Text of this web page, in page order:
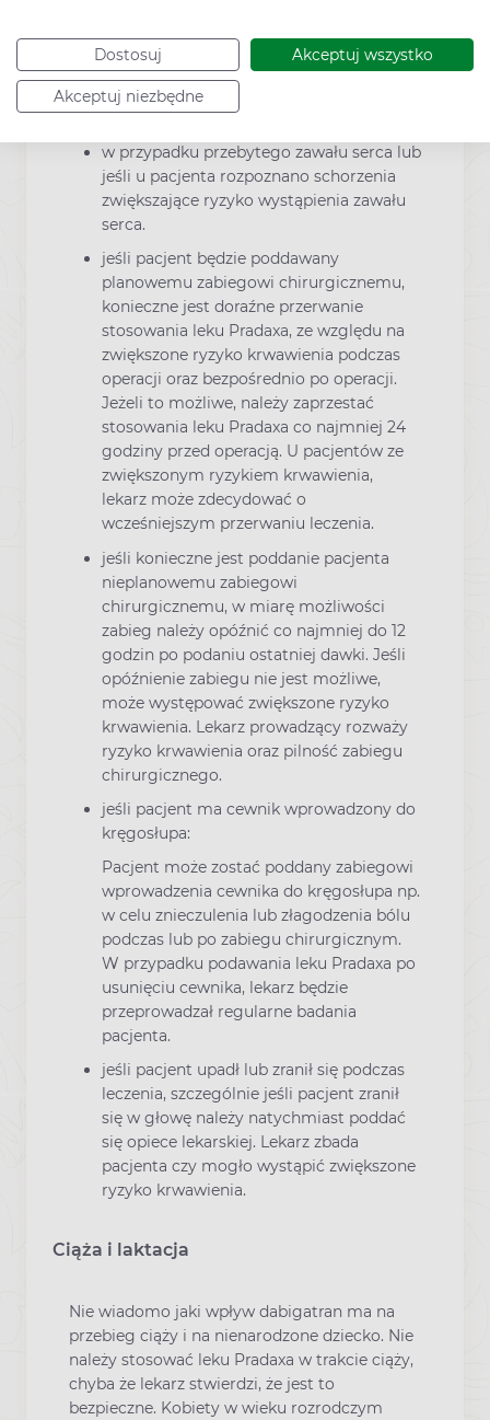
Dostosuj Akceptuj wszystko
Akceptuj niezbędne
jeśli pacjent jest w wieku powyżej 75
lat.
jeśli pacjent waży 50 kg lub mniej.
w przypadku przebytego zawału serca lub
jeśli u pacjenta rozpoznano schorzenia
zwiększające ryzyko wystąpienia zawału
serca.
jeśli pacjent będzie poddawany
planowemu zabiegowi chirurgicznemu,
konieczne jest doraźne przerwanie
stosowania leku Pradaxa, ze względu na
zwiększone ryzyko krwawienia podczas
operacji oraz bezpośrednio po operacji.
Jeżeli to możliwe, należy zaprzestać
stosowania leku Pradaxa co najmniej 24
godziny przed operacją. U pacjentów ze
zwiększonym ryzykiem krwawienia,
lekarz może zdecydować o
wcześniejszym przerwaniu leczenia.
jeśli konieczne jest poddanie pacjenta
nieplanowemu zabiegowi
chirurgicznemu, w miarę możliwości
zabieg należy opóźnić co najmniej do 12
godzin po podaniu ostatniej dawki. Jeśli
opóźnienie zabiegu nie jest możliwe,
może występować zwiększone ryzyko
krwawienia. Lekarz prowadzący rozważy
ryzyko krwawienia oraz pilność zabiegu
chirurgicznego.
jeśli pacjent ma cewnik wprowadzony do
kręgosłupa:
Pacjent może zostać poddany zabiegowi
wprowadzenia cewnika do kręgosłupa np.
w celu znieczulenia lub złagodzenia bólu
podczas lub po zabiegu chirurgicznym.
W przypadku podawania leku Pradaxa po
usunięciu cewnika, lekarz będzie
przeprowadzał regularne badania
pacjenta.
jeśli pacjent upadł lub zranił się podczas
leczenia, szczególnie jeśli pacjent zranił
się w głowę należy natychmiast poddać
się opiece lekarskiej. Lekarz zbada
pacjenta czy mogło wystąpić zwiększone
ryzyko krwawienia.
Ciąża i laktacja
Nie wiadomo jaki wpływ dabigatran ma na
przebieg ciąży i na nienarodzone dziecko. Nie
należy stosować leku Pradaxa w trakcie ciąży,
chyba że lekarz stwierdzi, że jest to
bezpieczne. Kobiety w wieku rozrodczym